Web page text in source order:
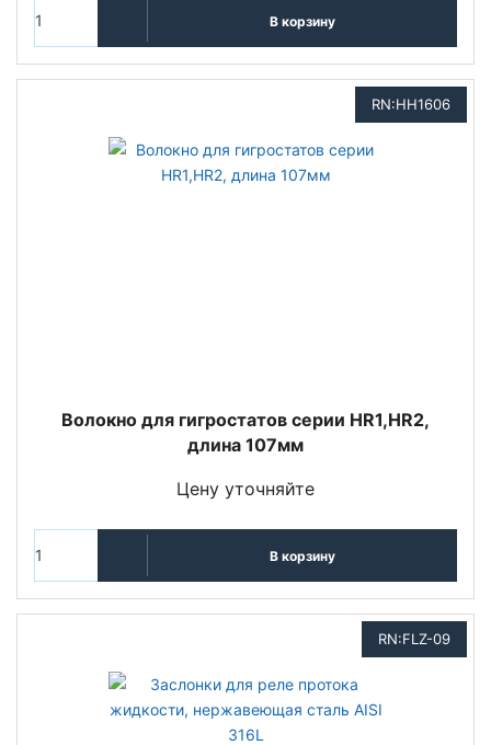
В корзину
RN:HH1606
Волокно для гигростатов серии HR1,HR2,
длина 107мм
Цену уточняйте
В корзину
RN:FLZ-09